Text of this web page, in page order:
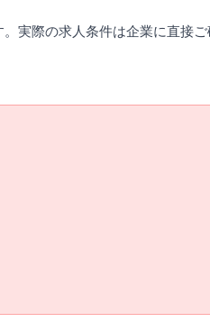
実際の求人条件は企業に直接ご